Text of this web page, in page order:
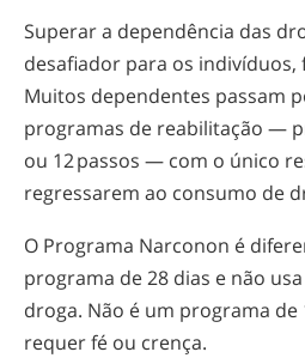
Superar a dependência das
desafiador para os indivíduos,
Muitos dependentes passam
programas de reabilitação —
ou 12 passos — com o único
regressarem ao consumo de
O Programa Narconon é
programa de 28 dias e não
droga. Não é um programa de
requer fé ou crença.